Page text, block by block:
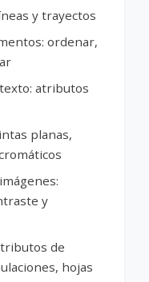
y trayectos
ordenar,
atributos
planas,
y
de
hojas